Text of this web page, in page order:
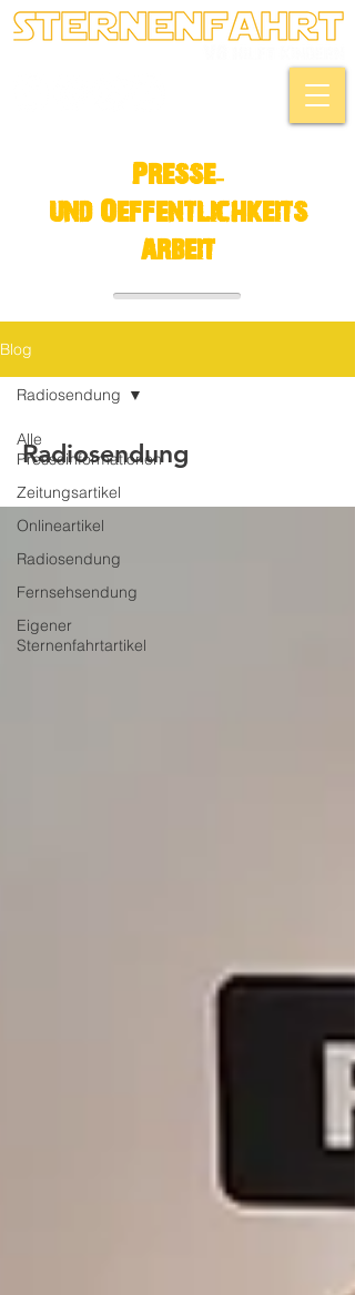
Presse-
und Oeffentlichkeits
arbeit
Blog
Alle
Presseinformationen
Zeitungsartikel
Onlineartikel
Radiosendung
Fernsehsendung
Eigener
Sternenfahrtartikel
Radiosendung
Radiosendung